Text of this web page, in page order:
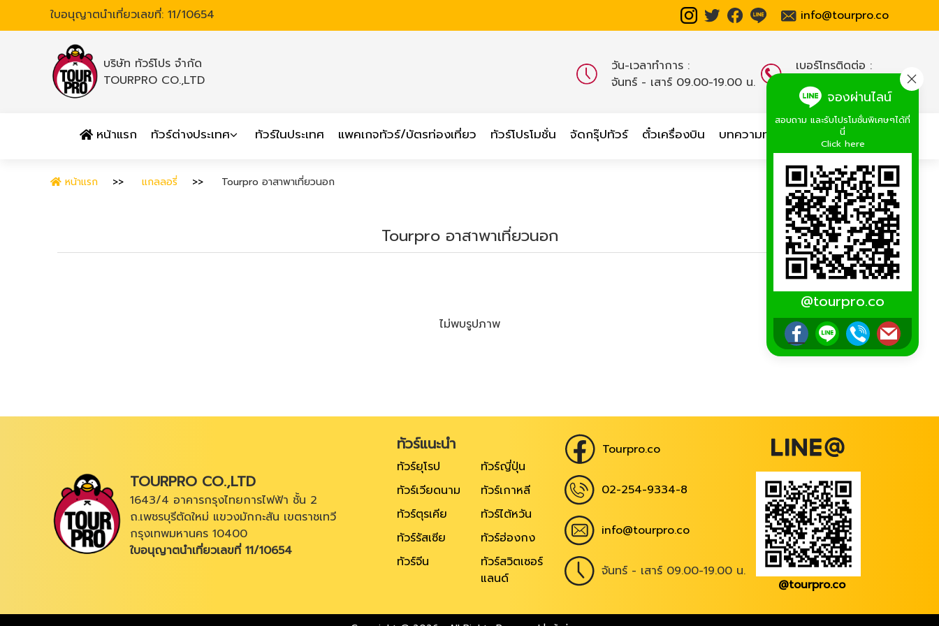
ใบอนุญาตนำเที่ยวเลขที่: 11/10654 info@tourpro.co
บริษัท ทัวร์โปร จำกัด
TOURPRO CO.,LTD
วัน-เวลาทำการ :
จันทร์ - เสาร์ 09.00-19.00 น.
เบอร์โทรติดต่อ :
02-254-9334-8
หน้าแรก ทัวร์ต่างประเทศ ทัวร์ในประเทศ แพคเกจทัวร์/บัตรท่องเที่ยว ทัวร์โปรโมชั่น จัดกรุ๊ปทัวร์ ตั๋วเครื่องบิน บทความท่องเที่ยว เกี่ยวกับเรา
จองผ่านไลน์
สอบถาม และรับโปรโมชั่นพิเศษๆได้ที่
นี่
Click here
@tourpro.co
หน้าแรก แกลลอรี่ Tourpro อาสาพาเที่ยวนอก
Tourpro อาสาพาเที่ยวนอก
ไม่พบรูปภาพ
TOURPRO CO.,LTD
1643/4 อาคารกรุงไทยการไฟฟ้า ชั้น 2
ถ.เพชรบุรีตัดใหม่ แขวงมักกะสัน เขตราชเทวี
กรุงเทพมหานคร 10400
ใบอนุญาตนำเที่ยวเลขที่ 11/10654
ทัวร์แนะนำ
ทัวร์ยุโรป
ทัวร์ญี่ปุ่น
ทัวร์เวียดนาม
ทัวร์เกาหลี
ทัวร์ตุรเคีย
ทัวร์ไต้หวัน
ทัวร์รัสเซีย
ทัวร์ฮ่องกง
ทัวร์จีน
ทัวร์สวิตเซอร์
แลนด์
Tourpro.co
02-254-9334-8
info@tourpro.co
จันทร์ - เสาร์ 09.00-19.00 น.
@tourpro.co